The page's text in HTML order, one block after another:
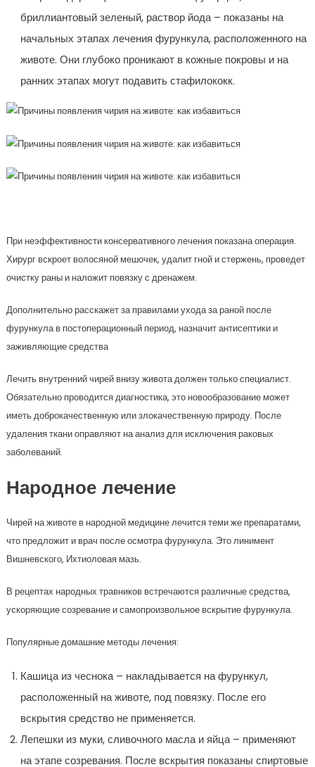
бриллиантовый зеленый, раствор йода – показаны на
начальных этапах лечения фурункула, расположенного на
животе. Они глубоко проникают в кожные покровы и на
ранних этапах могут подавить стафилококк.
При неэффективности консервативного лечения показана операция.
Хирург вскроет волосяной мешочек, удалит гной и стержень, проведет
очистку раны и наложит повязку с дренажем.
Дополнительно расскажет за правилами ухода за раной после
фурункула в постоперационный период, назначит антисептики и
заживляющие средства
Лечить внутренний чирей внизу живота должен только специалист.
Обязательно проводится диагностика, это новообразование может
иметь доброкачественную или злокачественную природу. После
удаления ткани оправляют на анализ для исключения раковых
заболеваний.
Народное лечение
Чирей на животе в народной медицине лечится теми же препаратами,
что предложит и врач после осмотра фурункула. Это линимент
Вишневского, Ихтиоловая мазь.
В рецептах народных травников встречаются различные средства,
ускоряющие созревание и самопроизвольное вскрытие фурункула.
Популярные домашние методы лечения:
Кашица из чеснока – накладывается на фурункул,
расположенный на животе, под повязку. После его
вскрытия средство не применяется.
Лепешки из муки, сливочного масла и яйца – применяют
на этапе созревания. После вскрытия показаны спиртовые